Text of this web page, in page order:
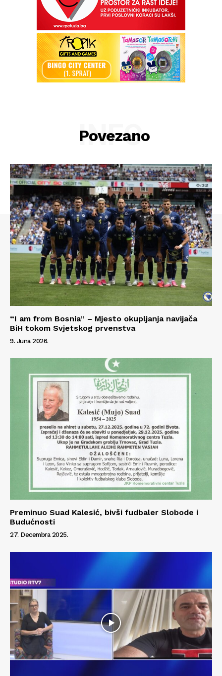
Info
O nama
Kontakt
Povezano
INFO
“I am from Bosnia” – Mjesto okupljanja navijača
BiH tokom Svjetskog prvenstva
9. Juna 2026.
Preminuo Suad Kalesić, bivši fudbaler Slobode i
Budućnosti
27. Decembra 2025.